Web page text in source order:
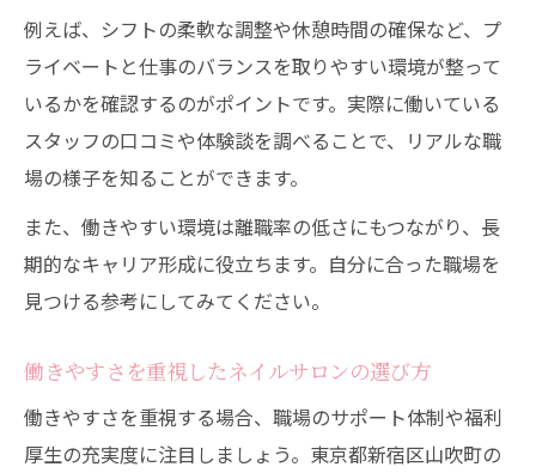
例えば、シフトの柔軟な調整や休憩時間の確保など、プ
ライベートと仕事のバランスを取りやすい環境が整って
いるかを確認するのがポイントです。実際に働いている
スタッフの口コミや体験談を調べることで、リアルな職
場の様子を知ることができます。
また、働きやすい環境は離職率の低さにもつながり、長
期的なキャリア形成に役立ちます。自分に合った職場を
見つける参考にしてみてください。
働きやすさを重視したネイルサロンの選び方
働きやすさを重視する場合、職場のサポート体制や福利
厚生の充実度に注目しましょう。東京都新宿区山吹町の